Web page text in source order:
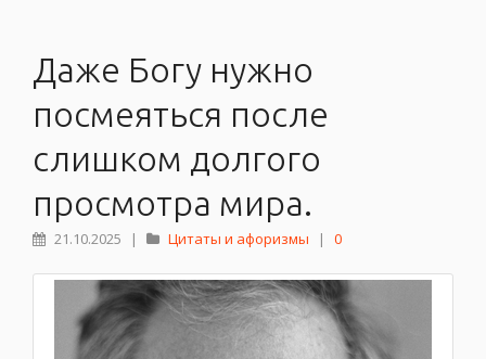
Даже Богу нужно
посмеяться после
слишком долгого
просмотра мира.
21.10.2025 | Цитаты и афоризмы | 0